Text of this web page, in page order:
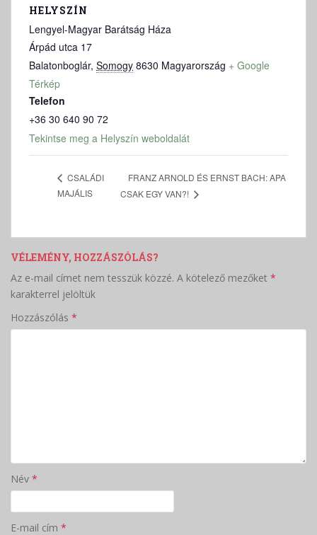
HELYSZÍN
Lengyel-Magyar Barátság Háza
Árpád utca 17
Balatonboglár, Somogy 8630 Magyarország + Google
Térkép
Telefon
+36 30 640 90 72
Tekintse meg a Helyszín weboldalát
CSALÁDI
MAJÁLIS
FRANZ ARNOLD ÉS ERNST BACH: APA
CSAK EGY VAN?!
VÉLEMÉNY, HOZZÁSZÓLÁS?
Az e-mail címet nem tesszük közzé. A kötelező mezőket *
karakterrel jelöltük
Hozzászólás *
Név *
E-mail cím *